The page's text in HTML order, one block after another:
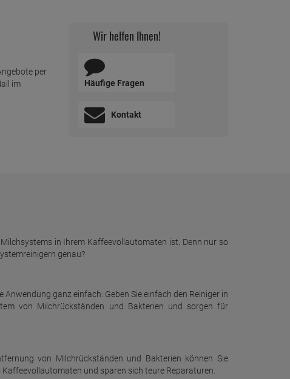
per
im
Wir helfen Ihnen!
Häufige Fragen
Kontakt
in Ihrem Kaffeevollautomaten ist. Denn nur so
genau?
ganz einfach: Geben Sie einfach den Reiniger in
von Milchrückständen und Bakterien und sorgen für
von Milchrückständen und Bakterien können Sie
und sparen sich teure Reparaturen.